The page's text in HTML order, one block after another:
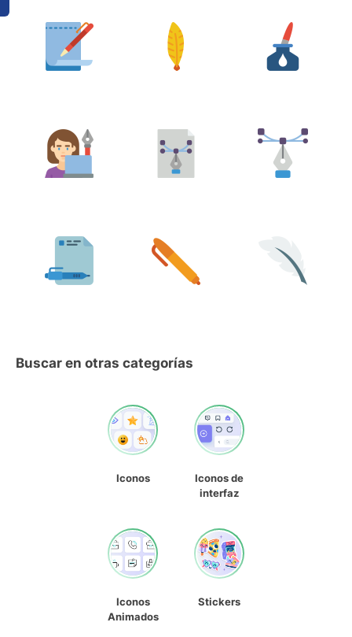
Buscar en otras categorías
Iconos
Iconos de
interfaz
Iconos
Animados
Stickers